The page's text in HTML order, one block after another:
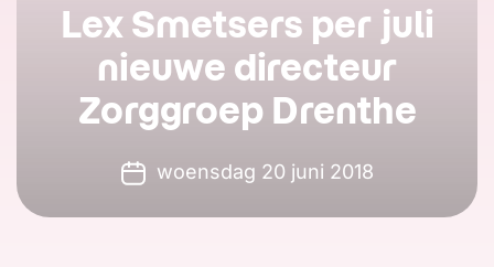
Lex Smetsers per juli
nieuwe directeur
Zorggroep Drenthe
woensdag 20 juni 2018